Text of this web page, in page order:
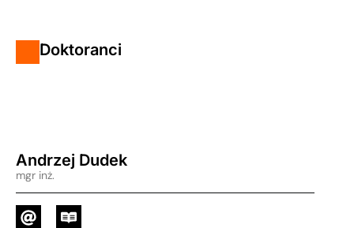
Doktoranci
Andrzej Dudek
mgr inż.